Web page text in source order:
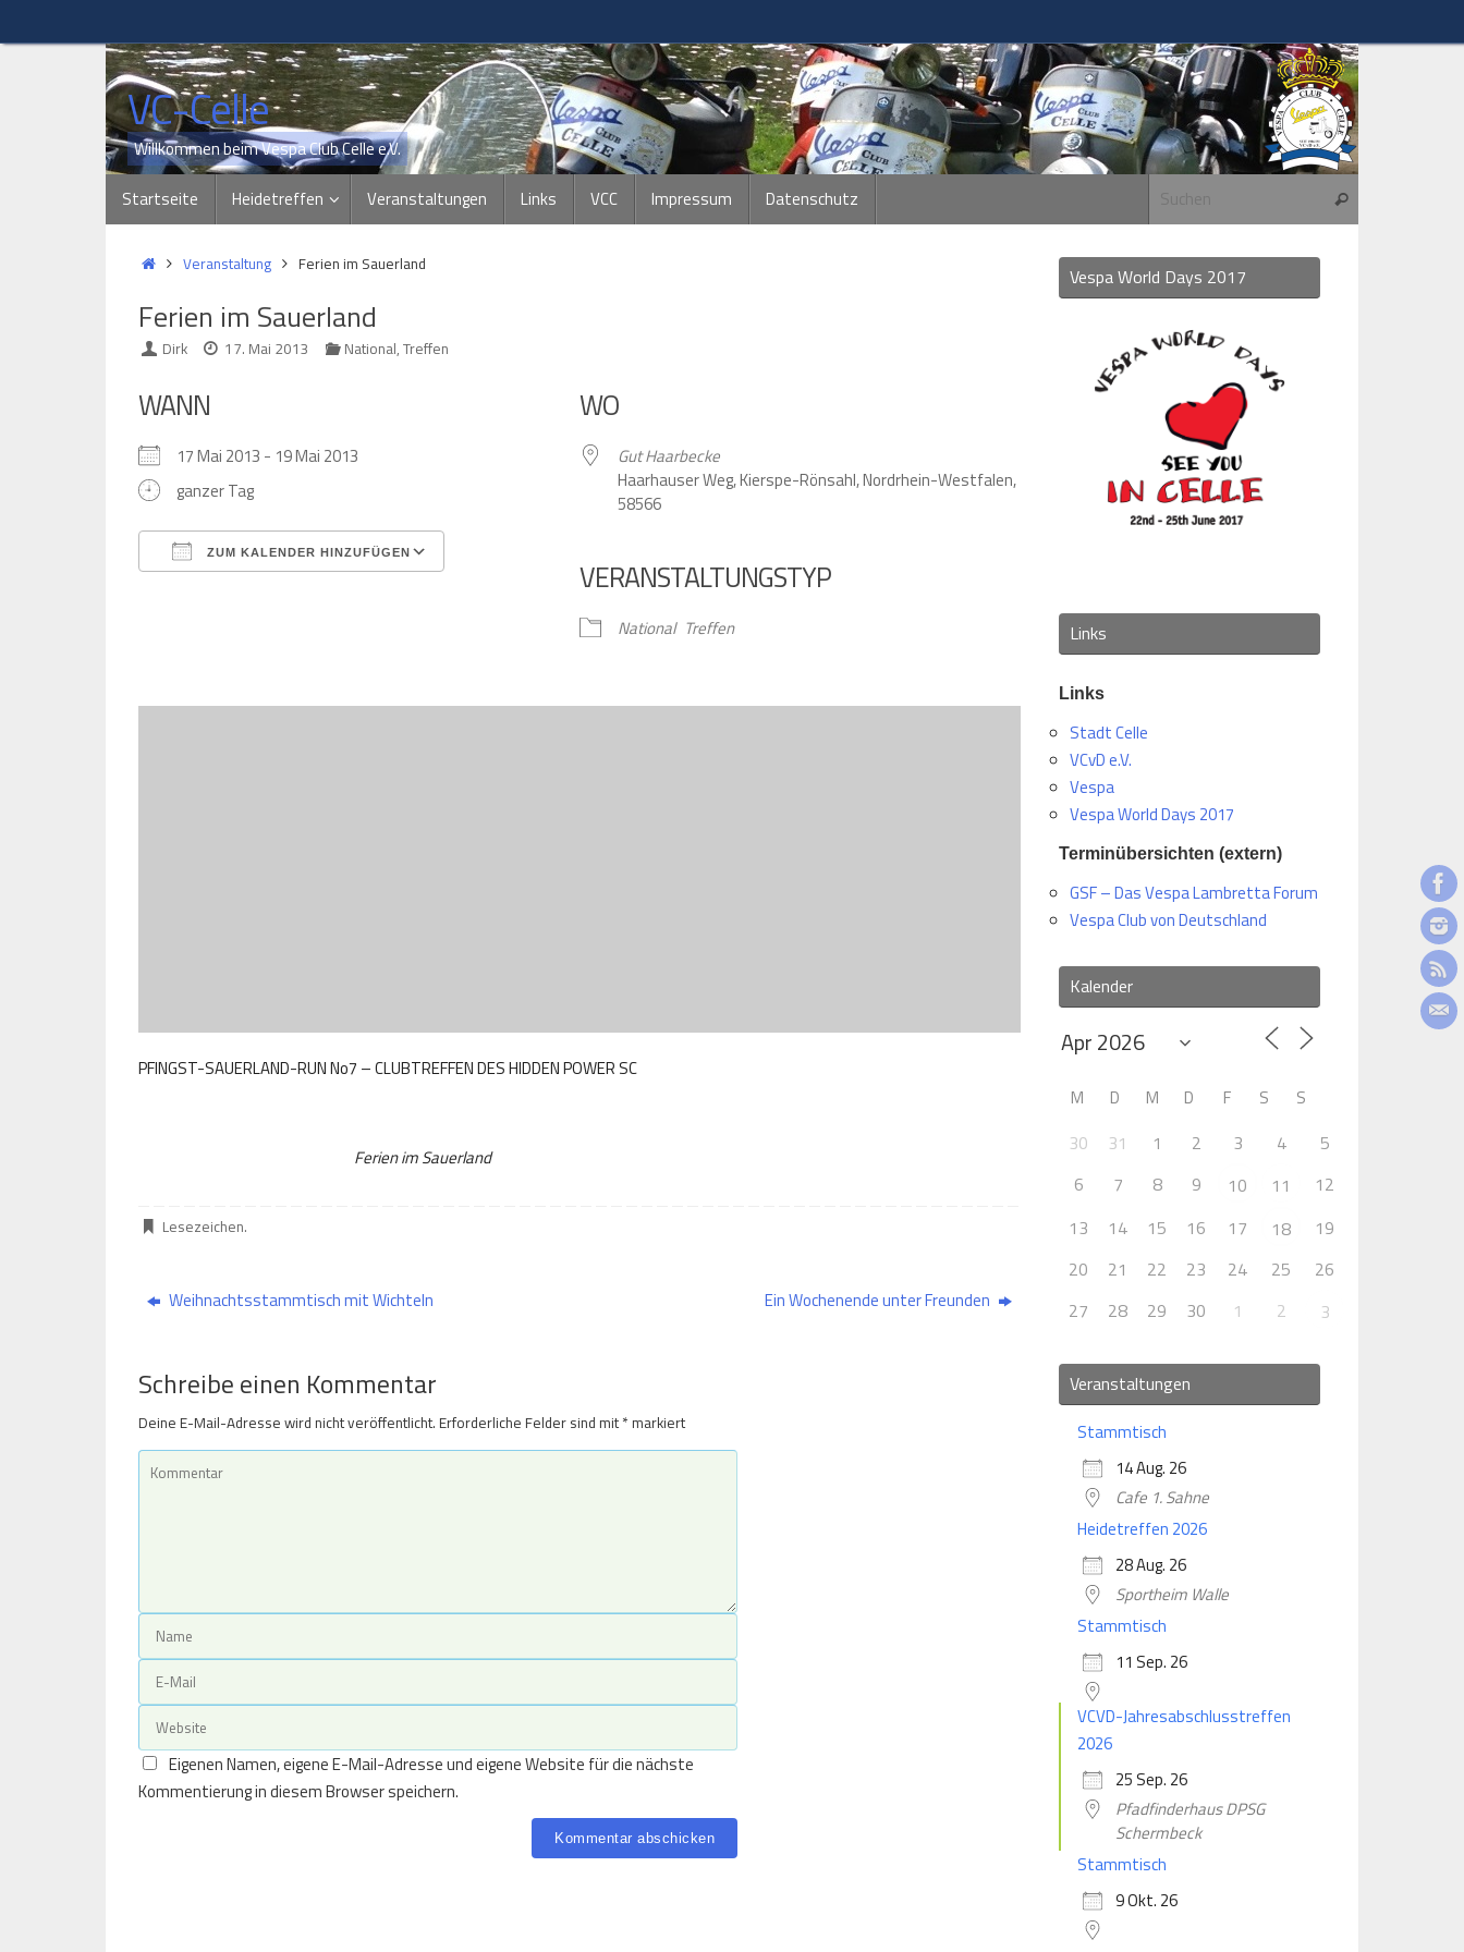
Inhalt
VC-Celle
Willkommen beim Vespa Club Celle e.V.
Inhalt
springen
Startseite Heidetreffen Veranstaltungen Links VCC Impressum Datenschutz Suchen
StartVeranstaltung Ferien im Sauerland
Ferien im Sauerland
Dirk 17. Mai 2013 National, Treffen
WANN
17 Mai 2013 - 19 Mai 2013
ganzer Tag
ZUM KALENDER HINZUFÜGEN
iCalendar
WO
Gut Haarbecke
Haarhauser Weg, Kierspe-Rönsahl, Nordrhein-Westfalen,
58566
VERANSTALTUNGSTYP
National Treffen
PFINGST-SAUERLAND-RUN No7 – CLUBTREFFEN DES HIDDEN POWER SC
Ferien im Sauerland
Lesezeichen.
Weihnachtsstammtisch mit Wichteln Ein Wochenende unter Freunden
Schreibe einen Kommentar
Deine E-Mail-Adresse wird nicht veröffentlicht. Erforderliche Felder sind mit* markiert
Eigenen Namen, eigene E-Mail-Adresse und eigene Website für die nächste
Kommentierung in diesem Browser speichern.
Vespa World Days 2017
Links
Links
Stadt Celle
VCvD e.V.
Vespa
Vespa World Days 2017
Terminübersichten (extern)
GSF – Das Vespa Lambretta Forum
Vespa Club von Deutschland
Kalender
M D M D F S S
30 31 1 2 3 4
5
6
7 8 9 10 11
12
13
14 15 16 17 18
19
20
21 22 23 24 25
26
27
28 29 30 1 2 3
Veranstaltungen
Stammtisch
14 Aug. 26
Cafe 1. Sahne
Heidetreffen 2026
28 Aug. 26
Sportheim Walle
Stammtisch
11 Sep. 26
VCVD-Jahresabschlusstreffen
2026
25 Sep. 26
Pfadfinderhaus DPSG
Schermbeck
Stammtisch
9 Okt. 26